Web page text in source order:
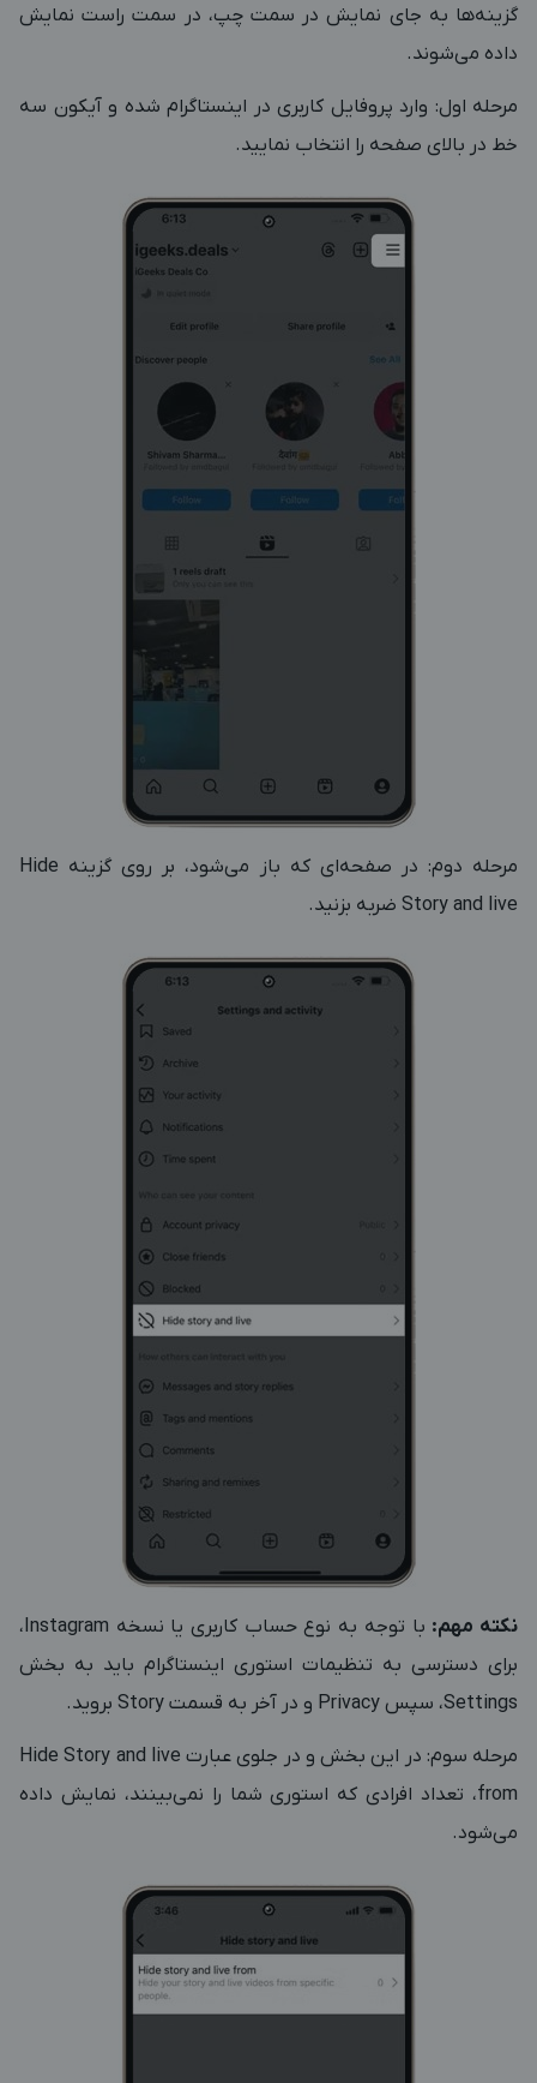
گزینه‌ها به جای نمایش در سمت چپ، در سمت راست نمایش
داده می‌شوند.
مرحله اول: وارد پروفایل کاربری در اینستاگرام شده و آیکون سه
خط در بالای صفحه را انتخاب نمایید.
مرحله دوم: در صفحه‌ای که باز می‌شود، بر روی گزینه Hide
Story and live ضربه بزنید.
نکته مهم:
با توجه به نوع حساب کاربری یا نسخه Instagram،
برای دسترسی به تنظیمات استوری اینستاگرام باید به بخش
Settings، سپس Privacy و در آخر به قسمت Story بروید.
مرحله سوم: در این بخش و در جلوی عبارت Hide Story and live
from، تعداد افرادی که استوری شما را نمی‌بینند، نمایش داده
می‌شود.